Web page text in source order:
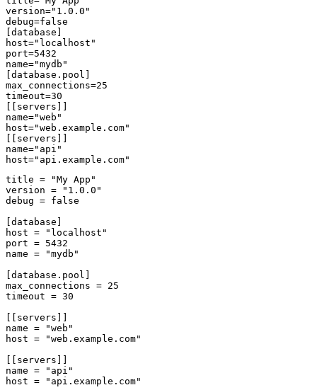
version="1.0.0"
debug=false
[database]
host="localhost"
port=5432
name="mydb"
[database.pool]
max_connections=25
timeout=30
[[servers]]
name="web"
host="web.example.com"
[[servers]]
name="api"
host="api.example.com"
title = "My App"
version = "1.0.0"
debug = false
[database]
host = "localhost"
port = 5432
name = "mydb"
[database.pool]
max_connections = 25
timeout = 30
[[servers]]
name = "web"
host = "web.example.com"
[[servers]]
name = "api"
host = "api.example.com"